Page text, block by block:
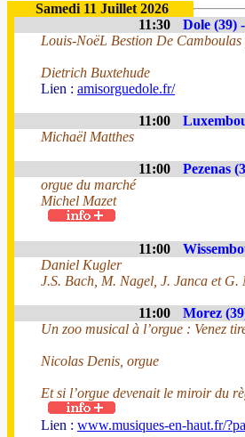
Samedi 11 Juillet 2026
11:30
Dole (39) -
Louis-NoëL Bestion De
Dietrich Buxtehude
Lien : amisorguedole.fr/
11:00
Michaël Matthes
11:00 Pezenas
orgue du marché
Michel Mazet
11:00
Daniel Kugler
J.S. Bach, M. Nagel, J. Janca et G.
11:00
Morez
Un zoo musical à l’orgue : Venez
Nicolas Denis, orgue
Et si l’orgue devenait le miroir du
Lien : www.musiques-en-haut.fr/